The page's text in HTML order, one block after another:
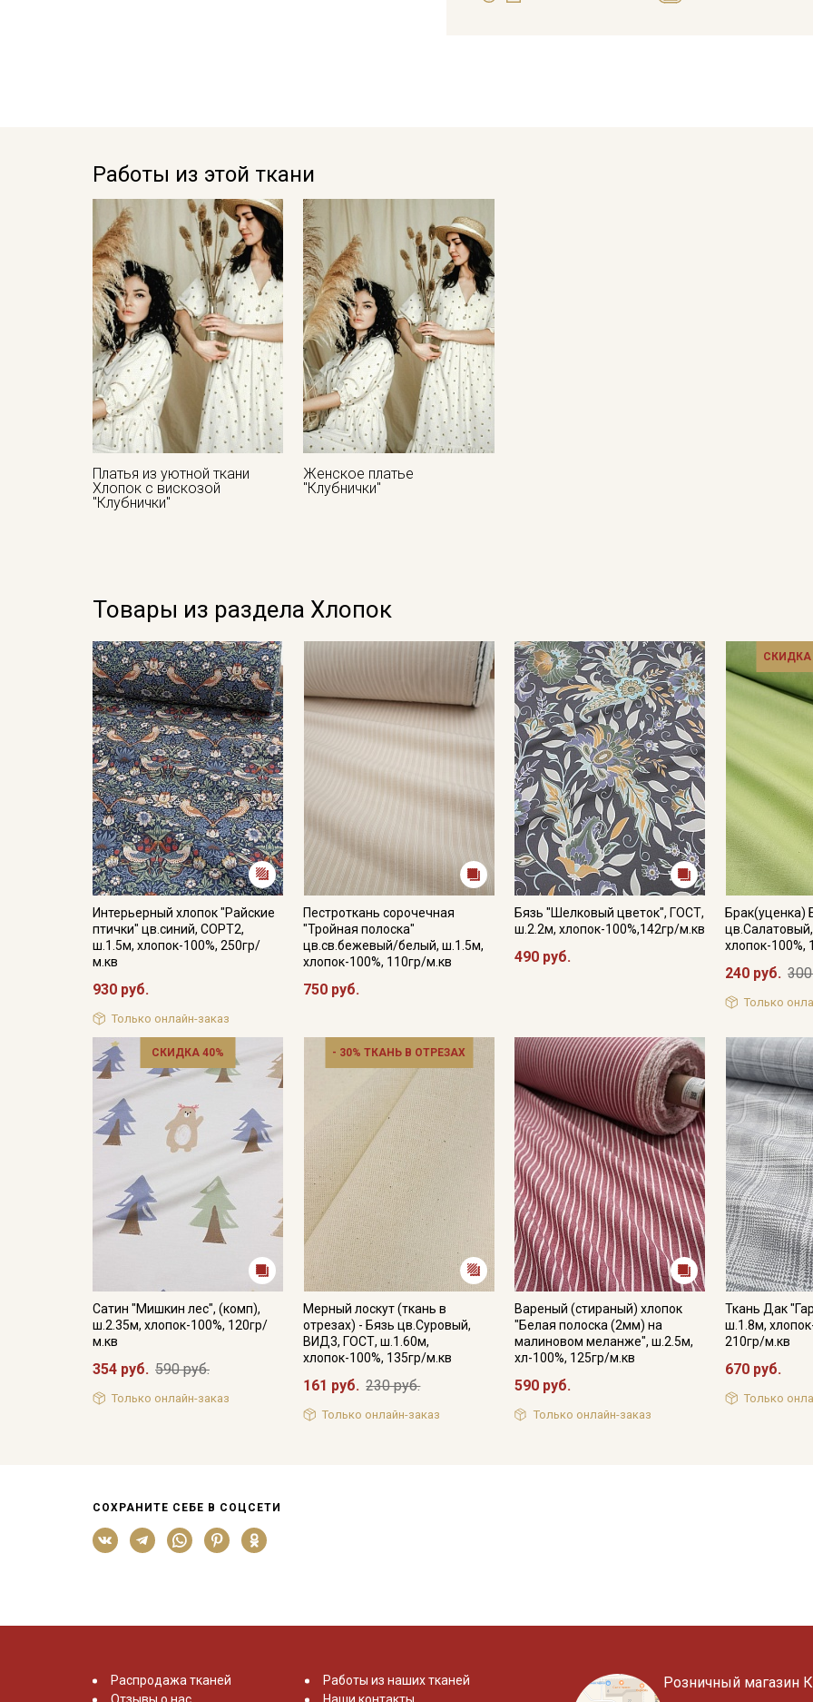
Работы из этой ткани
Платья из уютной ткани
Хлопок с вискозой
"Клубнички"
Женское платье
"Клубнички"
Товары из раздела Хлопок
Интерьерный хлопок "Райские
птички" цв.синий, СОРТ2,
ш.1.5м, хлопок-100%, 250гр/
м.кв
930 руб.
Только онлайн-заказ
Пестроткань сорочечная
"Тройная полоска"
цв.св.бежевый/белый, ш.1.5м,
хлопок-100%, 110гр/м.кв
750 руб.
Бязь "Шелковый цветок", ГОСТ,
ш.2.2м, хлопок-100%,142гр/м.кв
490 руб.
СКИДКА
Брак(уценка)
хлопок-100%,
240 руб.
Только
СКИДКА 40%
Сатин "Мишкин лес", (комп),
ш.2.35м, хлопок-100%, 120гр/
м.кв
354 руб. 590 руб.
Только онлайн-заказ
- 30% ТКАНЬ В ОТРЕЗАХ
Мерный лоскут (ткань в
отрезах) - Бязь цв.Суровый,
ВИД3, ГОСТ, ш.1.60м,
хлопок-100%, 135гр/м.кв
161 руб. 230 руб.
Только онлайн-заказ
Вареный (стираный) хлопок
"Белая полоска (2мм) на
малиновом меланже", ш.2.5м,
хл-100%, 125гр/м.кв
590 руб.
Только онлайн-заказ
Ткань Дак
ш.1.8м,
210гр/м.кв
670 руб.
Только
СОХРАНИТЕ СЕБЕ В СОЦСЕТИ
Распродажа тканей
Работы из наших тканей
Розничный магазин
Секретная рассылка от
Мы публикуем здесь дополнительные
промокоды и скидки до 30% на узкие
Электронная почта